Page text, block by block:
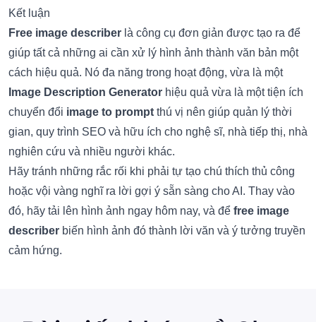
Kết luận
Free image describer là công cụ đơn giản được tạo ra để
giúp tất cả những ai cần xử lý hình ảnh thành văn bản một
cách hiệu quả. Nó đa năng trong hoạt động, vừa là một
Image Description Generator hiệu quả vừa là một tiện ích
chuyển đổi image to prompt thú vị nên giúp quản lý thời
gian, quy trình SEO và hữu ích cho nghệ sĩ, nhà tiếp thị, nhà
nghiên cứu và nhiều người khác.
Hãy tránh những rắc rối khi phải tự tạo chú thích thủ công
hoặc vội vàng nghĩ ra lời gợi ý sẵn sàng cho AI. Thay vào
đó, hãy tải lên hình ảnh ngay hôm nay, và để free image
describer biến hình ảnh đó thành lời văn và ý tưởng truyền
cảm hứng.